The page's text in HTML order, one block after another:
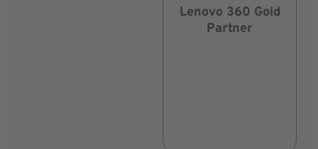
Lenovo 360 Gold
Partner